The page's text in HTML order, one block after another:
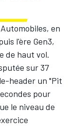
en
l'ère Gen3,
de haut vol.
sur 37
header un "Pit
pour
le niveau de